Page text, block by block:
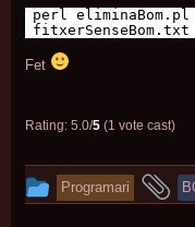
perl
fitxerSenseBom.txt
Fet
Rating: 5.0/5 (1 vote cast)
This
entry
Programari